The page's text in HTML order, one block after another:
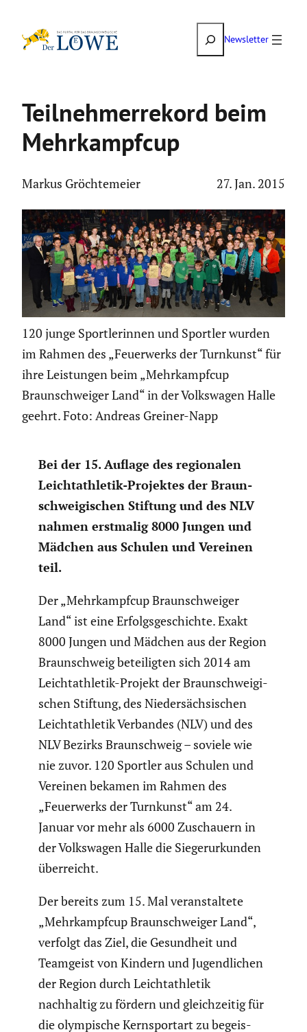
Inhalt
SuchenNewsletter
Teilneh­mer­re­kord beim
Mehrkampfcup
Markus Gröchtemeier 27. Jan. 2015
120 junge Sportlerinnen und Sportler wurden
im Rahmen des „Feuerwerks der Turnkunst“ für
ihre Leistungen beim „Mehrkampfcup
Braunschweiger Land“ in der Volkswagen Halle
geehrt. Foto: Andreas Greiner-Napp
Bei der 15. Auflage des regio­nalen
Leicht­ath­letik-Projektes der Braun­
schwei­gi­schen Stiftung und des NLV
nahmen erstmalig 8000 Jungen und
Mädchen aus Schulen und Vereinen
teil.
Der „Mehrkampfcup Braun­schweiger
Land“ ist eine Erfolgs­ge­schichte. Exakt
8000 Jungen und Mädchen aus der Region
Braun­schweig betei­ligten sich 2014 am
Leicht­ath­letik-Projekt der Braun­schwei­gi­
schen Stiftung, des Nieder­säch­si­schen
Leicht­ath­letik Verbandes (NLV) und des
NLV Bezirks Braun­schweig – soviele wie
nie zuvor. 120 Sportler aus Schulen und
Vereinen bekamen im Rahmen des
„Feuer­werks der Turnkunst“ am 24.
Januar vor mehr als 6000 Zuschauern in
der Volks­wagen Halle die Sieger­ur­kunden
überreicht.
Der bereits zum 15. Mal veran­stal­tete
„Mehrkampfcup Braun­schweiger Land“,
verfolgt das Ziel, die Gesund­heit und
Teamgeist von Kindern und Jugend­li­chen
der Region durch Leicht­ath­letik
nachhaltig zu fördern und gleich­zeitig für
die olympi­sche Kernsportart zu begeis­